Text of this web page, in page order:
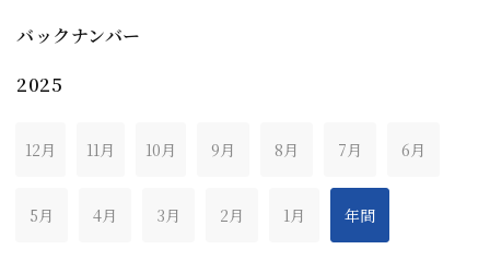
バックナンバー
2025
12月 11月 10月 9月 8月 7月 6月
5月 4月 3月 2月 1月 年間